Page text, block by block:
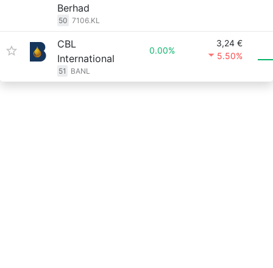
Berhad
50 7106.KL
CBL
International
51 BANL
0.00%
3,24 €
5.50%